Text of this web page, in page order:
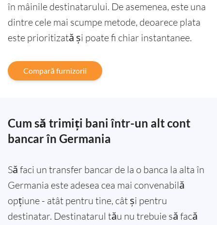
în mâinile destinatarului. De asemenea, este una
dintre cele mai scumpe metode, deoarece plata
este prioritizată și poate fi chiar instantanee.
Compară furnizorii
Cum să trimiți bani într-un alt cont
bancar în Germania
Să faci un transfer bancar de la o banca la alta în
Germania este adesea cea mai convenabilă
opțiune - atât pentru tine, cât și pentru
destinatar. Destinatarul tău nu trebuie să facă